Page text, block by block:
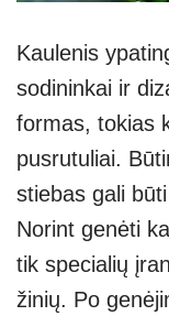
Kaulenis
sodininkai ir
formas, tokias
pusrutuliai.
stiebas gali
Norint genėti
tik specialių
žinių. Po